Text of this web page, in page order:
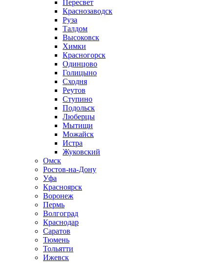
Пересвет
Краснозаводск
Руза
Талдом
Высоковск
Химки
Красногорск
Одинцово
Голицыно
Сходня
Реутов
Ступино
Подольск
Люберцы
Мытищи
Можайск
Истра
Жуковский
Омск
Ростов-на-Дону
Уфа
Красноярск
Воронеж
Пермь
Волгоград
Краснодар
Саратов
Тюмень
Тольятти
Ижевск